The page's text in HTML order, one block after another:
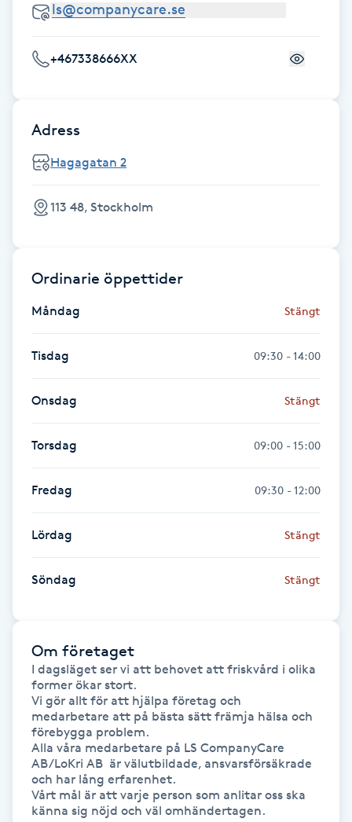
Hårborttagning
Hårbottenbehandling
Hårförlängning
Hälsa
IPL hårborttagning
IR-massage
Japansk massage
Keratinbehandling
Kinesiologi
Kinesisk medicin
Kiropraktik
+467338666XX
Adress
Hagagatan 2
113 48, Stockholm
Ordinarie öppettider
Måndag Stängt
Tisdag 09:30 - 14:00
Onsdag Stängt
Torsdag 09:00 - 15:00
Fredag 09:30 - 12:00
Lördag Stängt
Söndag Stängt
Om företaget
I dagsläget ser vi att behovet att friskvård i olika
former ökar stort.
Vi gör allt för att hjälpa företag och
medarbetare att på bästa sätt främja hälsa och
förebygga problem.
Alla våra medarbetare på LS CompanyCare
AB/LoKri AB  är välutbildade, ansvarsförsäkrade
och har lång erfarenhet.
Vårt mål är att varje person som anlitar oss ska
känna sig nöjd och väl omhändertagen.